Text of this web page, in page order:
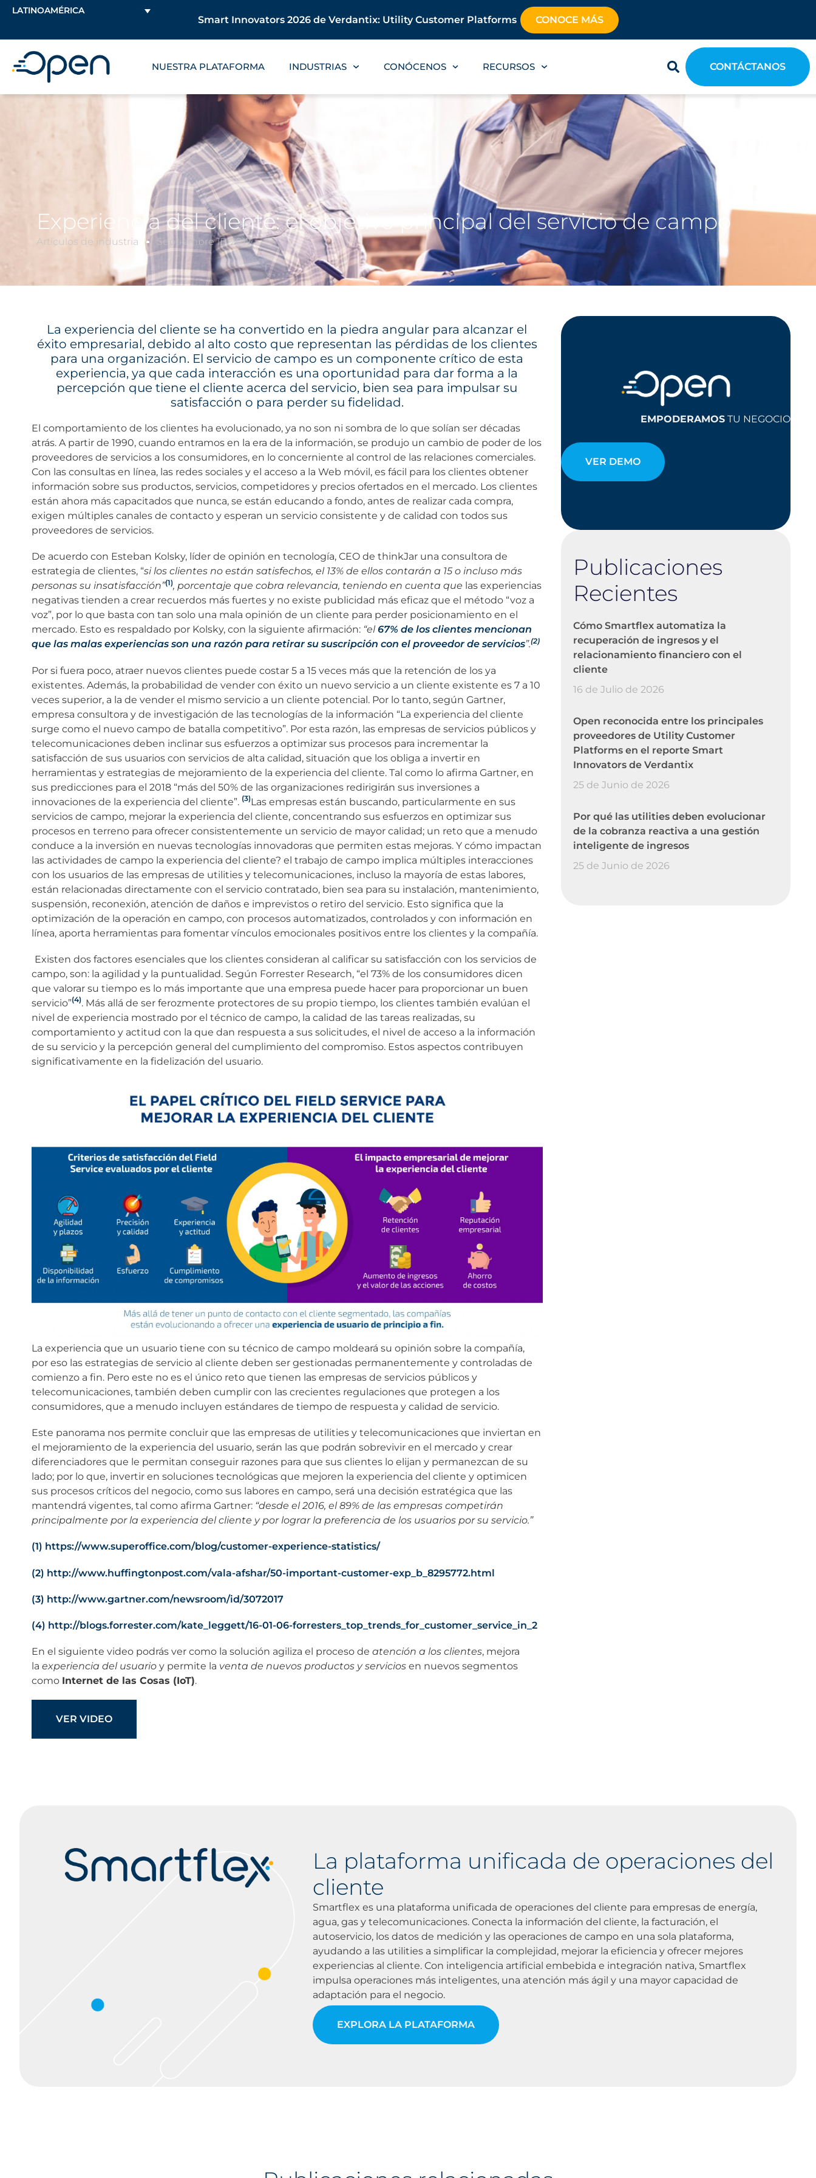
Smart Innovators 2026 de Verdantix: Utility Customer Platforms CONOCE MÁS
LATINOAMÉRICA
NUESTRA PLATAFORMA INDUSTRIAS CONÓCENOS RECURSOS CONTÁCTANOS
Experiencia del cliente: el objetivo principal del servicio de campo
Artículos de industria Septiembre 15, 2017
La experiencia del cliente se ha convertido en la piedra angular para alcanzar el
éxito empresarial, debido al alto costo que representan las pérdidas de los clientes
para una organización. El servicio de campo es un componente crítico de esta
experiencia, ya que cada interacción es una oportunidad para dar forma a la
percepción que tiene el cliente acerca del servicio, bien sea para impulsar su
satisfacción o para perder su fidelidad.
El comportamiento de los clientes ha evolucionado, ya no son ni sombra de lo que solían ser décadas
atrás. A partir de 1990, cuando entramos en la era de la información, se produjo un cambio de poder de los
proveedores de servicios a los consumidores, en lo concerniente al control de las relaciones comerciales.
Con las consultas en línea, las redes sociales y el acceso a la Web móvil, es fácil para los clientes obtener
información sobre sus productos, servicios, competidores y precios ofertados en el mercado. Los clientes
están ahora más capacitados que nunca, se están educando a fondo, antes de realizar cada compra,
exigen múltiples canales de contacto y esperan un servicio consistente y de calidad con todos sus
proveedores de servicios.
De acuerdo con Esteban Kolsky, líder de opinión en tecnología, CEO de thinkJar una consultora de
estrategia de clientes, “si los clientes no están satisfechos, el 13% de ellos contarán a 15 o incluso más
personas su insatisfacción”(1), porcentaje que cobra relevancia, teniendo en cuenta que las experiencias
negativas tienden a crear recuerdos más fuertes y no existe publicidad más eficaz que el método “voz a
voz”, por lo que basta con tan solo una mala opinión de un cliente para perder posicionamiento en el
mercado. Esto es respaldado por Kolsky, con la siguiente afirmación: “el67% de los clientes mencionan
que las malas experiencias son una razón para retirar su suscripción con el proveedor de servicios”.(2)
Por si fuera poco, atraer nuevos clientes puede costar 5 a 15 veces más que la retención de los ya
existentes. Además, la probabilidad de vender con éxito un nuevo servicio a un cliente existente es 7 a 10
veces superior, a la de vender el mismo servicio a un cliente potencial. Por lo tanto, según Gartner,
empresa consultora y de investigación de las tecnologías de la información “La experiencia del cliente
surge como el nuevo campo de batalla competitivo”. Por esta razón, las empresas de servicios públicos y
telecomunicaciones deben inclinar sus esfuerzos a optimizar sus procesos para incrementar la
satisfacción de sus usuarios con servicios de alta calidad, situación que los obliga a invertir en
herramientas y estrategias de mejoramiento de la experiencia del cliente. Tal como lo afirma Gartner, en
sus predicciones para el 2018 “más del 50% de las organizaciones redirigirán sus inversiones a
innovaciones de la experiencia del cliente”. (3)Las empresas están buscando, particularmente en sus
servicios de campo, mejorar la experiencia del cliente, concentrando sus esfuerzos en optimizar sus
procesos en terreno para ofrecer consistentemente un servicio de mayor calidad; un reto que a menudo
conduce a la inversión en nuevas tecnologías innovadoras que permiten estas mejoras. Y cómo impactan
las actividades de campo la experiencia del cliente? el trabajo de campo implica múltiples interacciones
con los usuarios de las empresas de utilities y telecomunicaciones, incluso la mayoría de estas labores,
están relacionadas directamente con el servicio contratado, bien sea para su instalación, mantenimiento,
suspensión, reconexión, atención de daños e imprevistos o retiro del servicio. Esto significa que la
optimización de la operación en campo, con procesos automatizados, controlados y con información en
línea, aporta herramientas para fomentar vínculos emocionales positivos entre los clientes y la compañía.
Existen dos factores esenciales que los clientes consideran al calificar su satisfacción con los servicios de
campo, son: la agilidad y la puntualidad. Según Forrester Research, “el 73% de los consumidores dicen
que valorar su tiempo es lo más importante que una empresa puede hacer para proporcionar un buen
servicio”(4). Más allá de ser ferozmente protectores de su propio tiempo, los clientes también evalúan el
nivel de experiencia mostrado por el técnico de campo, la calidad de las tareas realizadas, su
comportamiento y actitud con la que dan respuesta a sus solicitudes, el nivel de acceso a la información
de su servicio y la percepción general del cumplimiento del compromiso. Estos aspectos contribuyen
significativamente en la fidelización del usuario.
La experiencia que un usuario tiene con su técnico de campo moldeará su opinión sobre la compañía,
por eso las estrategias de servicio al cliente deben ser gestionadas permanentemente y controladas de
comienzo a fin. Pero este no es el único reto que tienen las empresas de servicios públicos y
telecomunicaciones, también deben cumplir con las crecientes regulaciones que protegen a los
consumidores, que a menudo incluyen estándares de tiempo de respuesta y calidad de servicio.
Este panorama nos permite concluir que las empresas de utilities y telecomunicaciones que inviertan en
el mejoramiento de la experiencia del usuario, serán las que podrán sobrevivir en el mercado y crear
diferenciadores que le permitan conseguir razones para que sus clientes lo elijan y permanezcan de su
lado; por lo que, invertir en soluciones tecnológicas que mejoren la experiencia del cliente y optimicen
sus procesos críticos del negocio, como sus labores en campo, será una decisión estratégica que las
mantendrá vigentes, tal como afirma Gartner: “desde el 2016, el 89% de las empresas competirán
principalmente por la experiencia del cliente y por lograr la preferencia de los usuarios por su servicio.”
(1) https://www.superoffice.com/blog/customer-experience-statistics/
(2) http://www.huffingtonpost.com/vala-afshar/50-important-customer-exp_b_8295772.html
(3) http://www.gartner.com/newsroom/id/3072017
(4) http://blogs.forrester.com/kate_leggett/16-01-06-forresters_top_trends_for_customer_service_in_2
En el siguiente video podrás ver como la solución agiliza el proceso de atención a los clientes, mejora
la experiencia del usuario y permite la venta de nuevos productos y servicios en nuevos segmentos
como Internet de las Cosas (IoT).
VER VIDEO
EMPODERAMOS TU NEGOCIO
VER DEMO
Publicaciones
Recientes
Cómo Smartflex automatiza la
recuperación de ingresos y el
relacionamiento financiero con el
cliente
16 de Julio de 2026
Open reconocida entre los principales
proveedores de Utility Customer
Platforms en el reporte Smart
Innovators de Verdantix
25 de Junio de 2026
Por qué las utilities deben evolucionar
de la cobranza reactiva a una gestión
inteligente de ingresos
25 de Junio de 2026
La plataforma unificada de operaciones del
cliente
Smartflex es una plataforma unificada de operaciones del cliente para empresas de energía,
agua, gas y telecomunicaciones. Conecta la información del cliente, la facturación, el
autoservicio, los datos de medición y las operaciones de campo en una sola plataforma,
ayudando a las utilities a simplificar la complejidad, mejorar la eficiencia y ofrecer mejores
experiencias al cliente. Con inteligencia artificial embebida e integración nativa, Smartflex
impulsa operaciones más inteligentes, una atención más ágil y una mayor capacidad de
adaptación para el negocio.
EXPLORA LA PLATAFORMA